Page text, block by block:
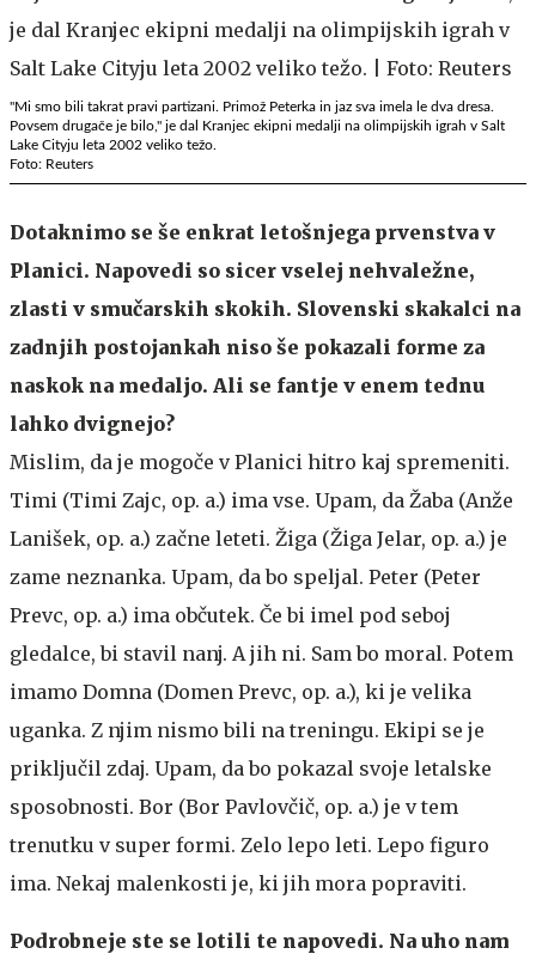
"Mi smo bili takrat pravi partizani. Primož Peterka in jaz sva imela le dva dresa.
Povsem drugače je bilo," je dal Kranjec ekipni medalji na olimpijskih igrah v Salt
Lake Cityju leta 2002 veliko težo.
Foto: Reuters
Dotaknimo se še enkrat letošnjega prvenstva v
Planici. Napovedi so sicer vselej nehvaležne,
zlasti v smučarskih skokih. Slovenski skakalci na
zadnjih postojankah niso še pokazali forme za
naskok na medaljo. Ali se fantje v enem tednu
lahko dvignejo?
Mislim, da je mogoče v Planici hitro kaj spremeniti.
Timi (Timi Zajc, op. a.) ima vse. Upam, da Žaba (Anže
Lanišek, op. a.) začne leteti. Žiga (Žiga Jelar, op. a.) je
zame neznanka. Upam, da bo speljal. Peter (Peter
Prevc, op. a.) ima občutek. Če bi imel pod seboj
gledalce, bi stavil nanj. A jih ni. Sam bo moral. Potem
imamo Domna (Domen Prevc, op. a.), ki je velika
uganka. Z njim nismo bili na treningu. Ekipi se je
priključil zdaj. Upam, da bo pokazal svoje letalske
sposobnosti. Bor (Bor Pavlovčič, op. a.) je v tem
trenutku v super formi. Zelo lepo leti. Lepo figuro
ima. Nekaj malenkosti je, ki jih mora popraviti.
Podrobneje ste se lotili te napovedi. Na uho nam